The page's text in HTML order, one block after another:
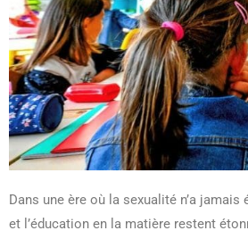
Dans une ère où la sexualité n’a
et l’éducation en la matière restent